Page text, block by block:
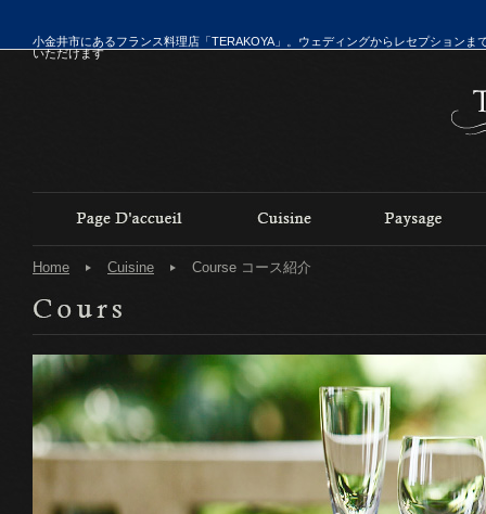
小金井市にあるフランス料理店「TERAKOYA」。ウェディングからレセプションま
いただけます
Home Cuisine Course コース紹介